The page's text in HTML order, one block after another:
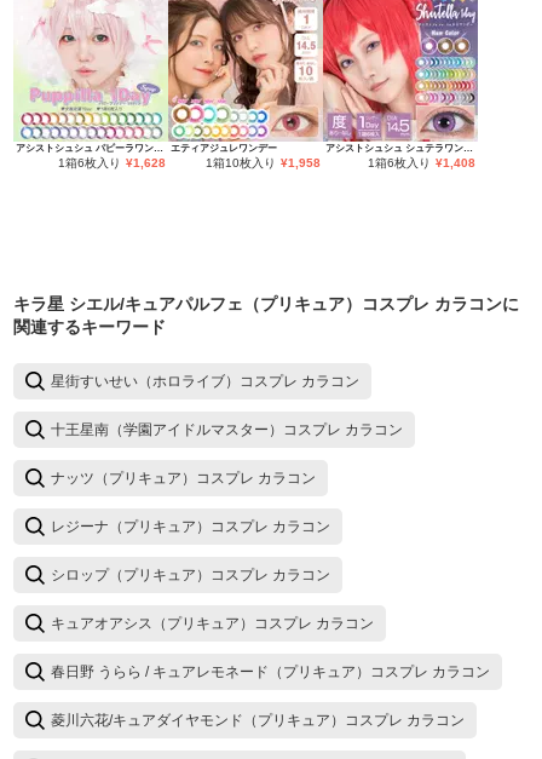
アシストシュシュ パピーラワンデー
1箱6枚入り ¥1,628
エティアジュレワンデー
1箱10枚入り ¥1,958
アシストシュシュ シュテラワンデー
1箱6枚入り ¥1,408
キラ星 シエル/キュアパルフェ（プリキュア）コスプレ カラコンに
関連するキーワード
星街すいせい（ホロライブ）コスプレ カラコン
十王星南（学園アイドルマスター）コスプレ カラコン
ナッツ（プリキュア）コスプレ カラコン
レジーナ（プリキュア）コスプレ カラコン
シロップ（プリキュア）コスプレ カラコン
キュアオアシス（プリキュア）コスプレ カラコン
春日野 うらら / キュアレモネード（プリキュア）コスプレ カラコン
菱川六花/キュアダイヤモンド（プリキュア）コスプレ カラコン